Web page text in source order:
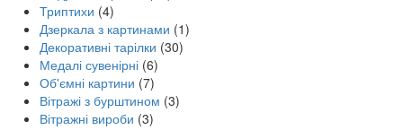
Триптихи (4)
Дзеркала з картинами (1)
Декоративні тарілки (30)
Медалі сувенірні (6)
Об'ємні картини (7)
Вітражі з бурштином (3)
Вітражні вироби (3)